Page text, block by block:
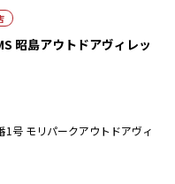
昭島アウトドアヴィレッ
号 モリパークアウトドアヴィ